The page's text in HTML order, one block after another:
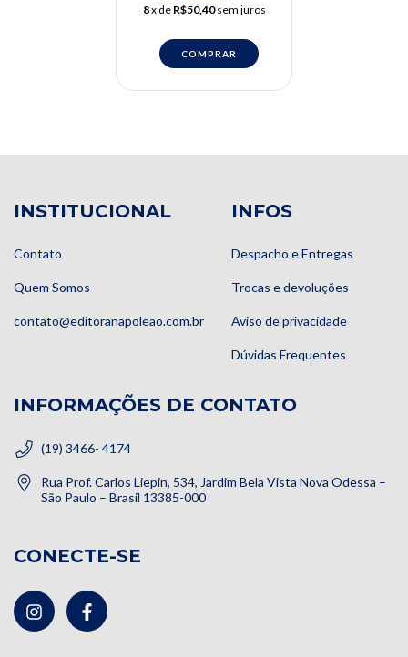
8x de R$50,40 sem juros
INSTITUCIONAL
Contato
Quem Somos
contato@editoranapoleao.com.br
INFOS
Despacho e Entregas
Trocas e devoluções
Aviso de privacidade
Dúvidas Frequentes
INFORMAÇÕES DE CONTATO
(19) 3466- 4174
Rua Prof. Carlos Liepin, 534, Jardim Bela Vista Nova Odessa –
São Paulo – Brasil 13385-000
CONECTE-SE